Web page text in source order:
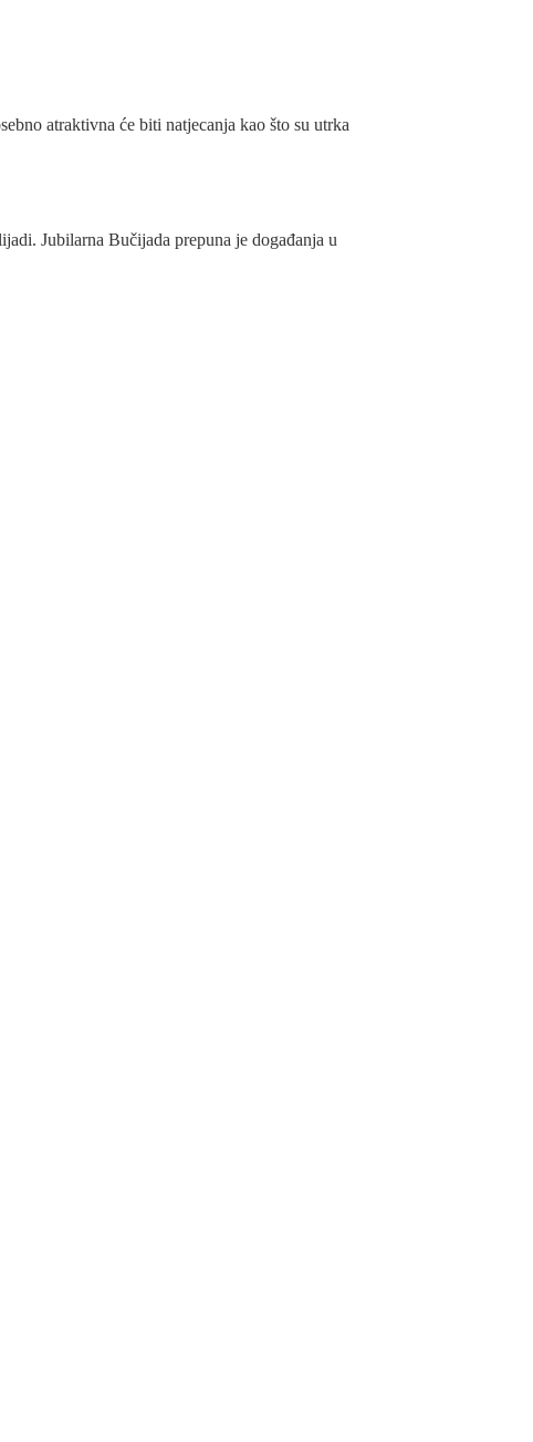
atraktivna će biti natjecanja kao što su utrka
Jubilarna Bučijada prepuna je događanja u